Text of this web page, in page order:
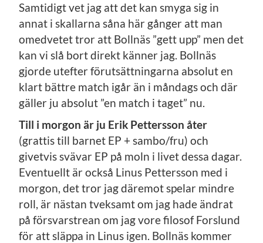
Samtidigt vet jag att det kan smyga sig in
annat i skallarna såna här gånger att man
omedvetet tror att Bollnäs ”gett upp” men det
kan vi slå bort direkt känner jag. Bollnäs
gjorde utefter förutsättningarna absolut en
klart bättre match igår än i måndags och där
gäller ju absolut ”en match i taget” nu.
Till i morgon är ju Erik Pettersson åter
(grattis till barnet EP + sambo/fru) och
givetvis svävar EP på moln i livet dessa dagar.
Eventuellt är också Linus Pettersson med i
morgon, det tror jag däremot spelar mindre
roll, är nästan tveksamt om jag hade ändrat
på försvarstrean om jag vore filosof Forslund
för att släppa in Linus igen. Bollnäs kommer